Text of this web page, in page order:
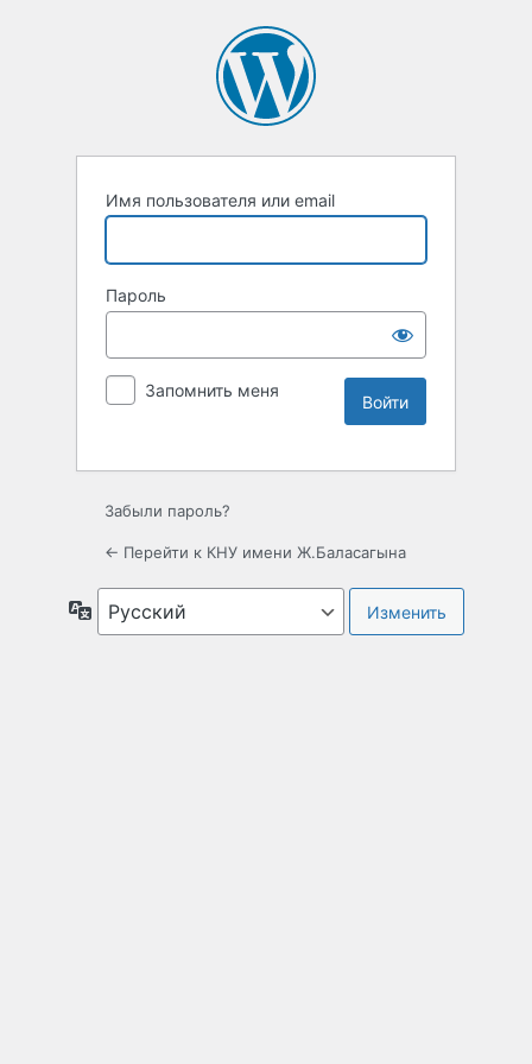
Имя пользователя или email
Пароль
Запомнить меня
Забыли пароль?
← Перейти к КНУ имени Ж.Баласагына
Язык